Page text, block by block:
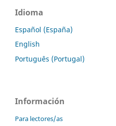
Idioma
Español (España)
English
Português (Portugal)
Información
Para lectores/as